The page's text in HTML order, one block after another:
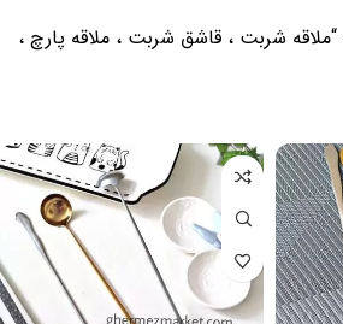
شربت ، قاشق شربت ، ملاقه پارچ ،